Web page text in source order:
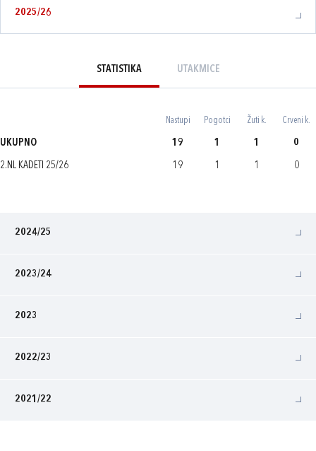
2025/26
STATISTIKA UTAKMICE
Nastupi Pogotci Žuti k. Crveni k.
UKUPNO 19 1 1 0
2.NL KADETI 25/26 19 1 1 0
2024/25
2023/24
2023
2022/23
2021/22